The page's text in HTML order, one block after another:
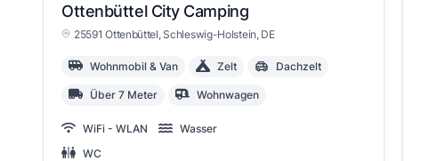
Ottenbüttel City Camping
25591 Ottenbüttel, Schleswig-Holstein, DE
Wohnmobil & Van Zelt Dachzelt
Über 7 Meter Wohnwagen
WiFi - WLAN
Wasser
WC